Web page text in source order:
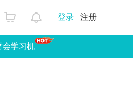
登录 注册
会学习机